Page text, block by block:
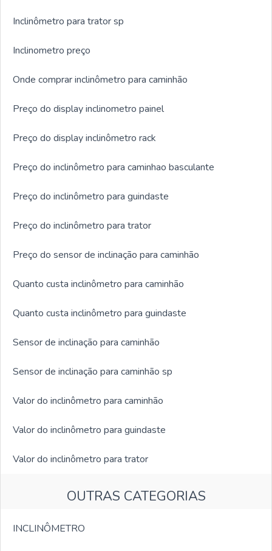
Inclinômetro para trator sp
Inclinometro preço
Onde comprar inclinômetro para caminhão
Preço do display inclinometro painel
Preço do display inclinômetro rack
Preço do inclinômetro para caminhao basculante
Preço do inclinômetro para guindaste
Preço do inclinômetro para trator
Preço do sensor de inclinação para caminhão
Quanto custa inclinômetro para caminhão
Quanto custa inclinômetro para guindaste
Sensor de inclinação para caminhão
Sensor de inclinação para caminhão sp
Valor do inclinômetro para caminhão
Valor do inclinômetro para guindaste
Valor do inclinômetro para trator
OUTRAS CATEGORIAS
INCLINÔMETRO